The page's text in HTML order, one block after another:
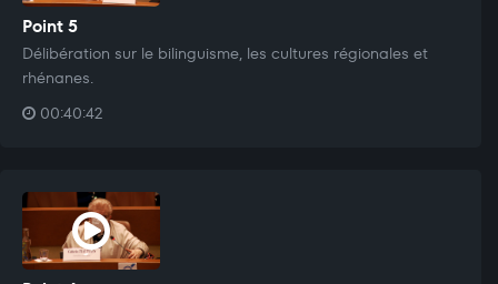
Point 5
Délibération sur le bilinguisme, les cultures régionales et
rhénanes.
00:40:42